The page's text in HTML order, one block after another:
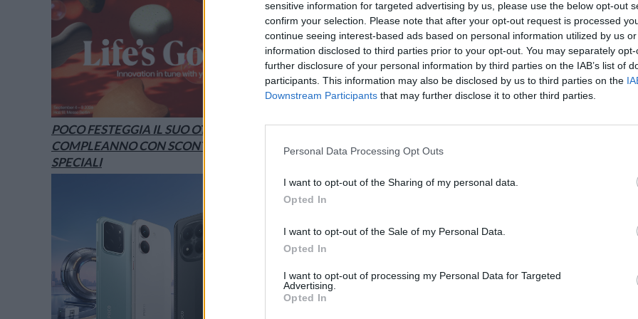
sensitive information for targeted advertising by us, please use the below opt-out
confirm your selection. Please note that after your opt-out request is processed
continue seeing interest-based ads based on personal information utilized by us
information disclosed to third parties prior to your opt-out. You may separately
further disclosure of your personal information by third parties on the IAB’s list of
participants. This information may also be disclosed by us to third parties on the
Downstream Participants that may further disclose it to other third parties.
Personal Data Processing Opt Outs
I want to opt-out of the Sharing of my personal data.
Opted In
I want to opt-out of the Sale of my Personal Data.
Opted In
I want to opt-out of processing my Personal Data for Targeted
Advertising.
Opted In
VIEW POST
VIEW POST
INWIT:
NUOVO
L’Assemblea
S.p.A.), riunita
il bilancio 2024 e
ROMA
PRIME 9
Prima fase del
operatore da
estesa a tutte le
BEI-INWIT:
POCO FESTEGGIA IL SUO OTTAVO
COMPLEANNO CON SCONTI E OFFERTE
SPECIALI